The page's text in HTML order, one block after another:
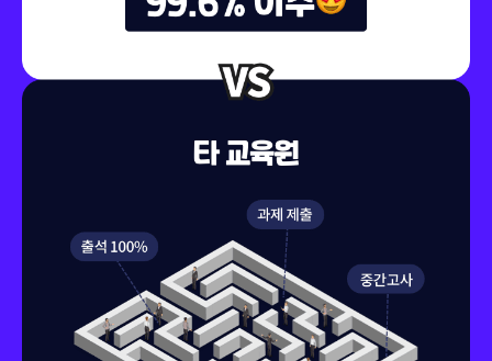
회계감사
회계이론
회계정보시스템Ⅰ
150,000원
119,000원